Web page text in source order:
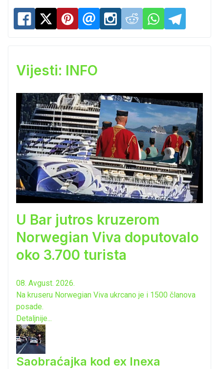
Vijesti: INFO
U Bar jutros kruzerom
Norwegian Viva doputovalo
oko 3.700 turista
08. Avgust. 2026.
Na kruseru Norwegian Viva ukrcano je i 1500 članova
posade.
Detaljnije...
Saobraćajka kod ex Inexa